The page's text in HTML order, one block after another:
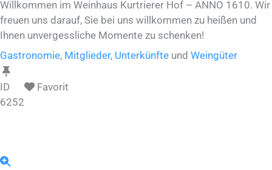
Willkommen im Weinhaus Kurtrierer Hof – ANNO 1610. Wir
freuen uns darauf, Sie bei uns willkommen zu heißen und
Ihnen unvergessliche Momente zu schenken!
Gastronomie, Mitglieder, Unterkünfte und Weingüter
ID
6252
Favorit